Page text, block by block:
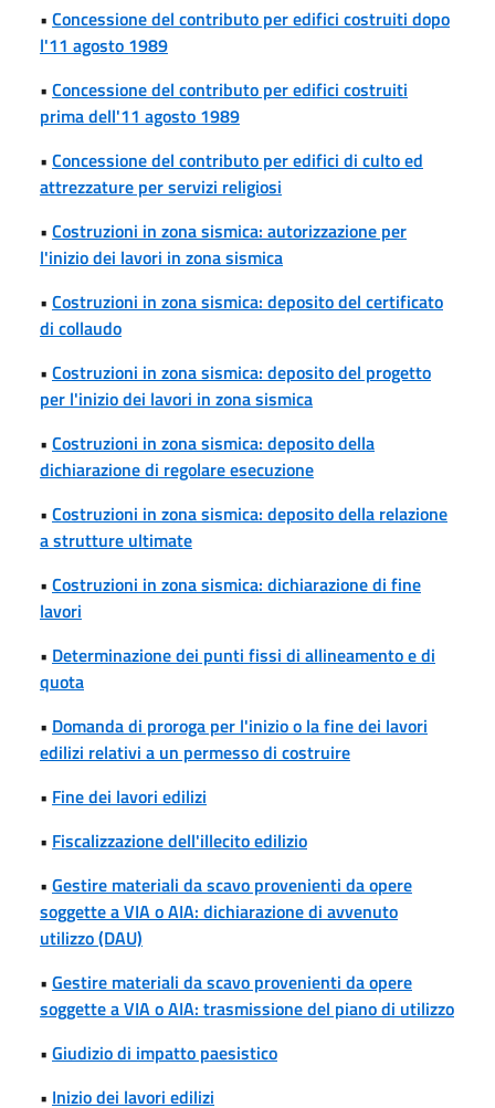
• Concessione del contributo per edifici costruiti dopo
l'11 agosto 1989
• Concessione del contributo per edifici costruiti
prima dell'11 agosto 1989
• Concessione del contributo per edifici di culto ed
attrezzature per servizi religiosi
• Costruzioni in zona sismica: autorizzazione per
l'inizio dei lavori in zona sismica
• Costruzioni in zona sismica: deposito del certificato
di collaudo
• Costruzioni in zona sismica: deposito del progetto
per l'inizio dei lavori in zona sismica
• Costruzioni in zona sismica: deposito della
dichiarazione di regolare esecuzione
• Costruzioni in zona sismica: deposito della relazione
a strutture ultimate
• Costruzioni in zona sismica: dichiarazione di fine
lavori
• Determinazione dei punti fissi di allineamento e di
quota
• Domanda di proroga per l'inizio o la fine dei lavori
edilizi relativi a un permesso di costruire
• Fine dei lavori edilizi
• Fiscalizzazione dell'illecito edilizio
• Gestire materiali da scavo provenienti da opere
soggette a VIA o AIA: dichiarazione di avvenuto
utilizzo (DAU)
• Gestire materiali da scavo provenienti da opere
soggette a VIA o AIA: trasmissione del piano di utilizzo
• Giudizio di impatto paesistico
• Inizio dei lavori edilizi